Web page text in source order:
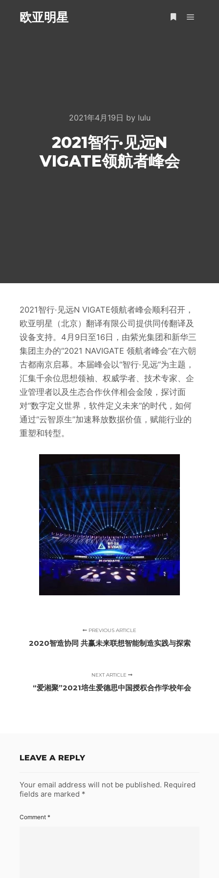
欧亚明星
2021年4月19日 by lulu
2021智行·见远N
VIGATE领航者峰会
2021智行·见远N VIGATE领航者峰会顺利召开，
欧亚明星（北京）翻译有限公司提供同传翻译及
设备支持。4月9日至16日，由紫光集团和新华三
集团主办的“2021 NAVIGATE 领航者峰会”在六朝
古都南京启幕。本届峰会以“智行·见远”为主题，
汇集千余位思想领袖、权威学者、技术专家、企
业管理者以及生态合作伙伴相会金陵，探讨面
对“数字定义世界，软件定义未来”的时代，如何
通过“云智原生”加速释放数据价值，赋能行业的
重塑和转型。
PREVIOUS ARTICLE
2020智造协同 共赢未来联想智能制造实践与探索
NEXT ARTICLE
“爱湘聚”2021培生爱德思中国授权合作学校年会
LEAVE A REPLY
Your email address will not be published. Required
fields are marked *
Comment *